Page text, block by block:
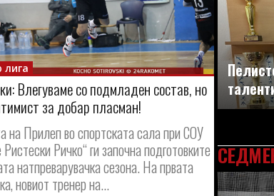
лига
Влегуваме со подмладен состав, но
за добар пласман!
на Прилеп во спортската сала при СОУ
Ричко“ ги започна подготовките
натпреварувачка сезона. На првата
новиот тренер на...